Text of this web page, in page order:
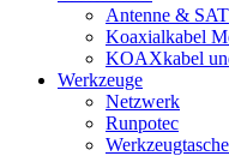
Antenne & SAT
Koaxialkabel
KOAXkabel
Werkzeuge
Netzwerk
Runpotec